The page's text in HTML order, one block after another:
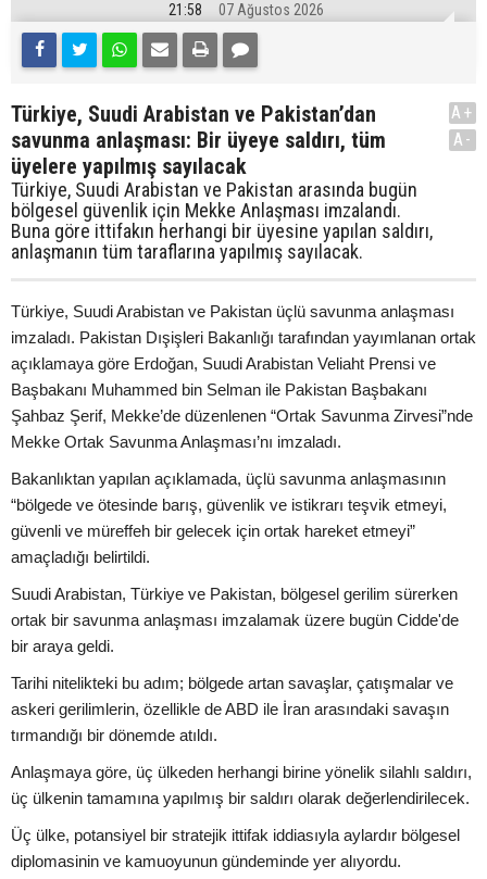
21:58 07 Ağustos 2026
Türkiye, Suudi Arabistan ve Pakistan’dan
savunma anlaşması: Bir üyeye saldırı, tüm
üyelere yapılmış sayılacak
Türkiye, Suudi Arabistan ve Pakistan arasında bugün
bölgesel güvenlik için Mekke Anlaşması imzalandı.
Buna göre ittifakın herhangi bir üyesine yapılan saldırı,
anlaşmanın tüm taraflarına yapılmış sayılacak.
A+
A-
Türkiye, Suudi Arabistan ve Pakistan üçlü savunma anlaşması
imzaladı. Pakistan Dışişleri Bakanlığı tarafından yayımlanan ortak
açıklamaya göre Erdoğan, Suudi Arabistan Veliaht Prensi ve
Başbakanı Muhammed bin Selman ile Pakistan Başbakanı
Şahbaz Şerif, Mekke’de düzenlenen “Ortak Savunma Zirvesi”nde
Mekke Ortak Savunma Anlaşması’nı imzaladı.
Bakanlıktan yapılan açıklamada, üçlü savunma anlaşmasının
“bölgede ve ötesinde barış, güvenlik ve istikrarı teşvik etmeyi,
güvenli ve müreffeh bir gelecek için ortak hareket etmeyi”
amaçladığı belirtildi.
Suudi Arabistan, Türkiye ve Pakistan, bölgesel gerilim sürerken
ortak bir savunma anlaşması imzalamak üzere bugün Cidde'de
bir araya geldi.
Tarihi nitelikteki bu adım; bölgede artan savaşlar, çatışmalar ve
askeri gerilimlerin, özellikle de ABD ile İran arasındaki savaşın
tırmandığı bir dönemde atıldı.
Anlaşmaya göre, üç ülkeden herhangi birine yönelik silahlı saldırı,
üç ülkenin tamamına yapılmış bir saldırı olarak değerlendirilecek.
Üç ülke, potansiyel bir stratejik ittifak iddiasıyla aylardır bölgesel
diplomasinin ve kamuoyunun gündeminde yer alıyordu.